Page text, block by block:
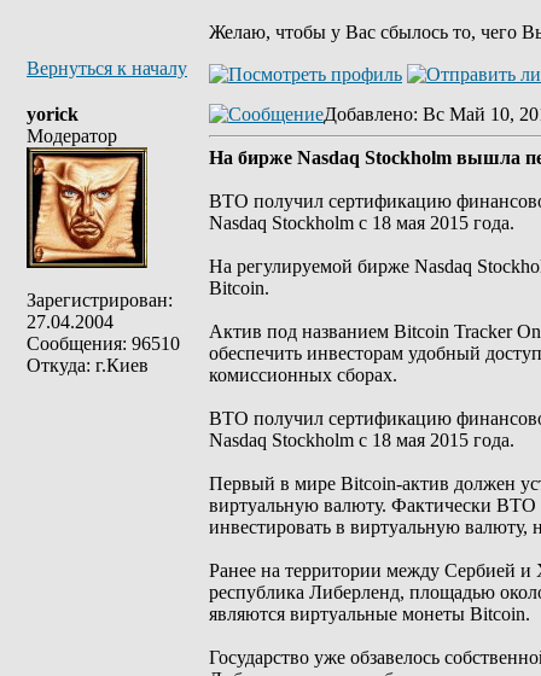
Желаю, чтобы у Вас сбылось то, чего
Вернуться к началу
yorick
Модератор
Зарегистрирован:
27.04.2004
Сообщения: 96510
Откуда: г.Киев
Добавлено: Вс Май 10,
На бирже Nasdaq Stockholm вышла
BTO получил сертификацию
Nasdaq Stockholm с 18 мая 2015 года.
На регулируемой бирже Nasdaq
Bitcoin.
Актив под названием Bitcoin Tracker
обеспечить инвесторам удобный
комиссионных сборах.
BTO получил сертификацию
Nasdaq Stockholm с 18 мая 2015 года.
Первый в мире Bitcoin-актив должен
виртуальную валюту. Фактически
инвестировать в виртуальную валюту,
Ранее на территории между Сербией и
республика Либерленд, площадью
являются виртуальные монеты Bitcoin.
Государство уже обзавелось